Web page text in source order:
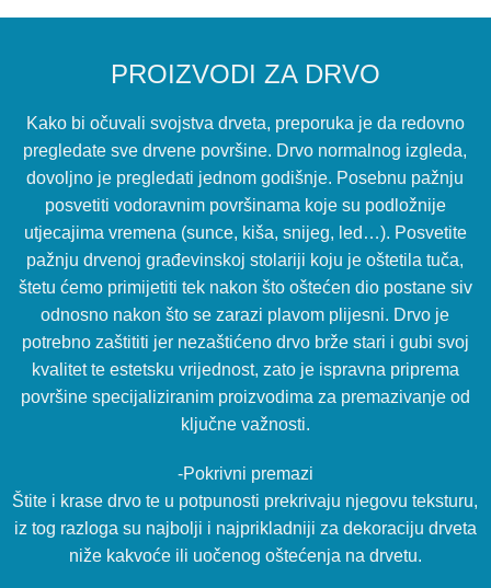
PROIZVODI ZA DRVO
Kako bi očuvali svojstva drveta, preporuka je da redovno
pregledate sve drvene površine. Drvo normalnog izgleda,
dovoljno je pregledati jednom godišnje. Posebnu pažnju
posvetiti vodoravnim površinama koje su podložnije
utjecajima vremena (sunce, kiša, snijeg, led…). Posvetite
pažnju drvenoj građevinskoj stolariji koju je oštetila tuča,
štetu ćemo primijetiti tek nakon što oštećen dio postane siv
odnosno nakon što se zarazi plavom plijesni. Drvo je
potrebno zaštititi jer nezaštićeno drvo brže stari i gubi svoj
kvalitet te estetsku vrijednost, zato je ispravna priprema
površine specijaliziranim proizvodima za premazivanje od
ključne važnosti.
-Pokrivni premazi
Štite i krase drvo te u potpunosti prekrivaju njegovu teksturu,
iz tog razloga su najbolji i najprikladniji za dekoraciju drveta
niže kakvoće ili uočenog oštećenja na drvetu.